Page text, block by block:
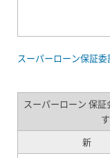
スーパーローン保証
スーパーローン 保
新